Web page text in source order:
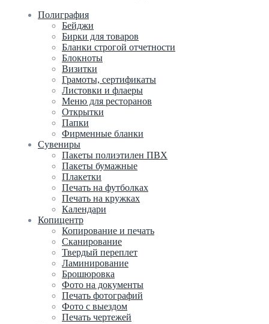
Полиграфия
Бейджи
Бирки для товаров
Бланки строгой отчетности
Блокноты
Визитки
Грамоты, сертификаты
Листовки и флаеры
Меню для ресторанов
Открытки
Папки
Фирменные бланки
Сувениры
Пакеты полиэтилен ПВХ
Пакеты бумажные
Плакетки
Печать на футболках
Печать на кружках
Календари
Копицентр
Копирование и печать
Сканирование
Твердый переплет
Ламинирование
Брошюровка
Фото на документы
Печать фотографий
Фото с выездом
Печать чертежей